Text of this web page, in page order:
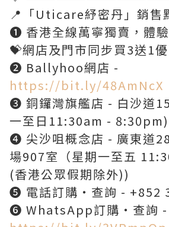
📍「Uticare紓密丹」銷售
❶ 香港全線萬寧獨賣，體
💝網店及門市同步買3送1
❷ Ballyhoo網店 -
https://bit.ly/48AmNcX
❸ 銅鑼灣旗艦店 - 白沙道
一至日11:30am - 8:30pm)
❹ 尖沙咀概念店 - 廣東道
場907室（星期一至五
(香港公眾假期除外))
❺ 電話訂購‧查詢 - +852
❻ WhatsApp訂購‧查詢 -